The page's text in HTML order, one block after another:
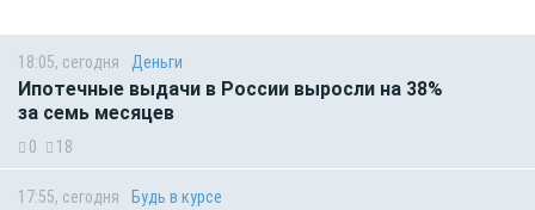
18:05, сегодня Деньги
Ипотечные выдачи в России выросли на 38%
за семь месяцев
0 18
17:55, сегодня Будь в курсе